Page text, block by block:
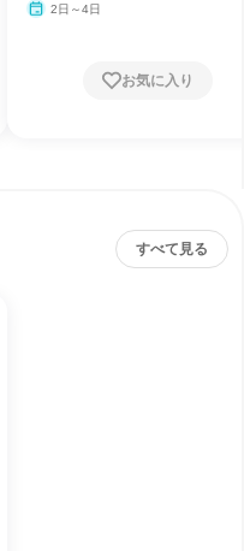
2日～4日
お気に入り
すべて見る